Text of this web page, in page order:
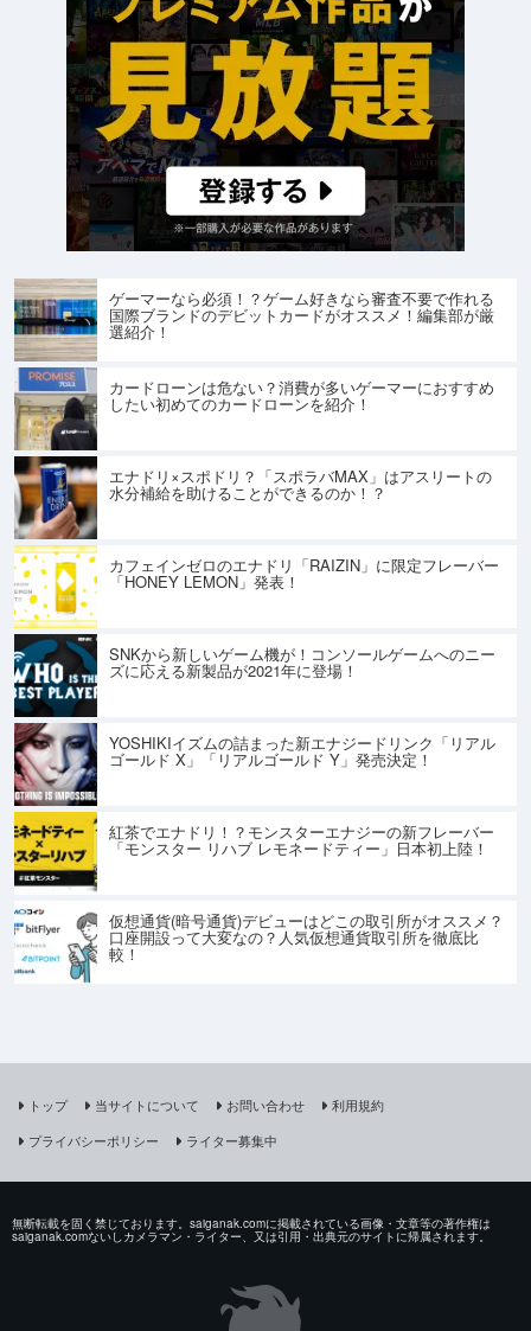
ゲーマーなら必須！？ゲーム好きなら審査不要で作れる
国際ブランドのデビットカードがオススメ！編集部が厳
選紹介！
カードローンは危ない？消費が多いゲーマーにおすすめ
したい初めてのカードローンを紹介！
エナドリ×スポドリ？「スポラバMAX」はアスリートの
水分補給を助けることができるのか！？
カフェインゼロのエナドリ「RAIZIN」に限定フレーバー
「HONEY LEMON」発表！
SNKから新しいゲーム機が！コンソールゲームへのニー
ズに応える新製品が2021年に登場！
YOSHIKIイズムの詰まった新エナジードリンク「リアル
ゴールド X」「リアルゴールド Y」発売決定！
紅茶でエナドリ！？モンスターエナジーの新フレーバー
「モンスター リハブ レモネードティー」日本初上陸！
仮想通貨(暗号通貨)デビューはどこの取引所がオススメ？
口座開設って大変なの？人気仮想通貨取引所を徹底比
較！
トップ 当サイトについて お問い合わせ
利用規約
プライバシーポリシー
ライター募集中
無断転載を固く禁じております。saiganak.comに掲載されている画像・文章等の著作権は
saiganak.comないしカメラマン・ライター、又は引用・出典元のサイトに帰属されます。